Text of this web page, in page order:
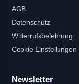
AGB
Datenschutz
Widerrufsbelehrung
Cookie Einstellungen
Newsletter